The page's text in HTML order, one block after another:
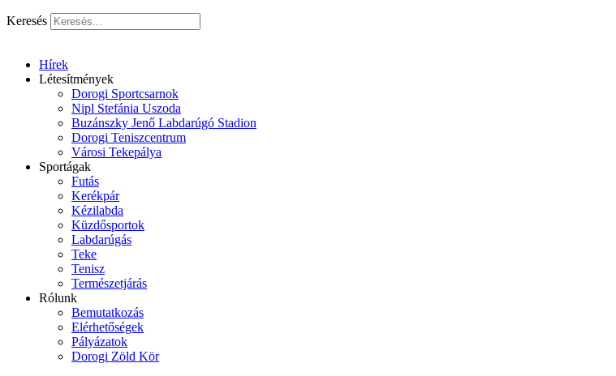
Keresés
Hírek
Létesítmények
Dorogi Sportcsarnok
Nipl Stefánia Uszoda
Buzánszky Jenő Labdarúgó Stadion
Dorogi Teniszcentrum
Városi Tekepálya
Sportágak
Futás
Kerékpár
Kézilabda
Küzdősportok
Labdarúgás
Teke
Tenisz
Természetjárás
Rólunk
Bemutatkozás
Elérhetőségek
Pályázatok
Dorogi Zöld Kör